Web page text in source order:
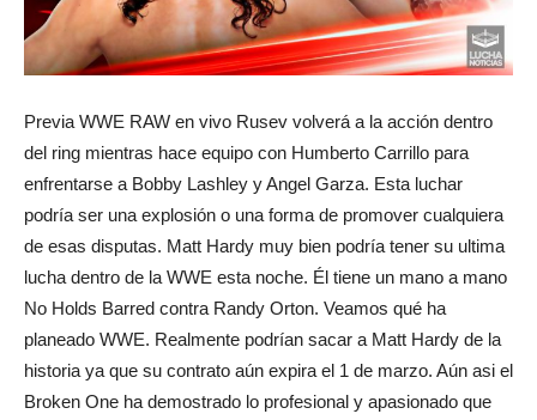
Previa WWE RAW en vivo Rusev volverá a la acción dentro
del ring mientras hace equipo con Humberto Carrillo para
enfrentarse a Bobby Lashley y Angel Garza. Esta luchar
podría ser una explosión o una forma de promover cualquiera
de esas disputas. Matt Hardy muy bien podría tener su ultima
lucha dentro de la WWE esta noche. Él tiene un mano a mano
No Holds Barred contra Randy Orton. Veamos qué ha
planeado WWE. Realmente podrían sacar a Matt Hardy de la
historia ya que su contrato aún expira el 1 de marzo. Aún asi el
Broken One ha demostrado lo profesional y apasionado que